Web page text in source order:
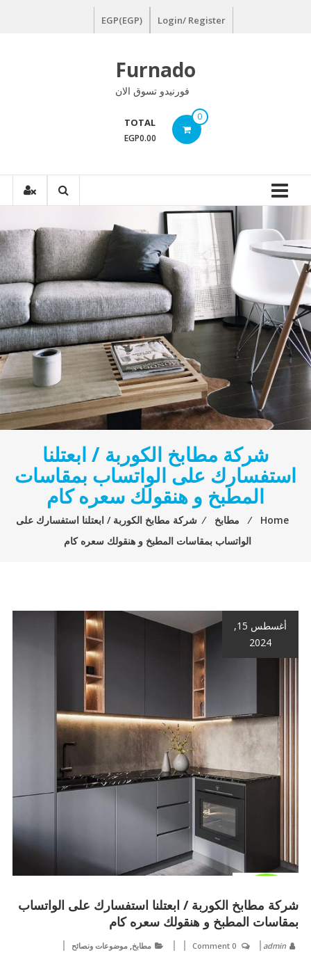
Login/ Register
EGP(EGP)
Furnado
فورنيدو تسوق الان
0
TOTAL
EGP0.00
شركة مطابخ الكوربة / ابعتلنا
استفسارك على الواتساب بمقاسات
المطبخ و هنقولك سعره كام
Home
⁄ مطابخ ⁄ شركة مطابخ الكوربة / ابعتلنا استفسارك على
الواتساب بمقاسات المطبخ و هنقولك سعره كام
أغسطس 15,
2024
شركة مطابخ الكوربة / ابعتلنا استفسارك على الواتساب
بمقاسات المطبخ و هنقولك سعره كام
admin
0 Comment مطابخ, موضوعات ونصائح